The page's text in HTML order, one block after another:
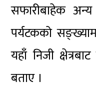
सफारीबाहेक
पर्यटकको
यहाँ निजी
बताए ।